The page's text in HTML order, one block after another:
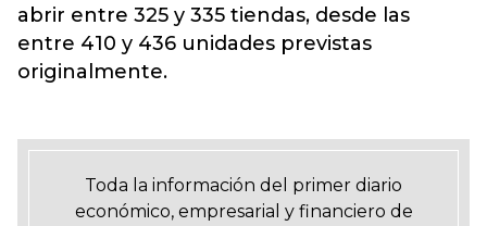
abrir entre 325 y 335 tiendas, desde las
entre 410 y 436 unidades previstas
originalmente.
Toda la información del primer diario
económico, empresarial y financiero de